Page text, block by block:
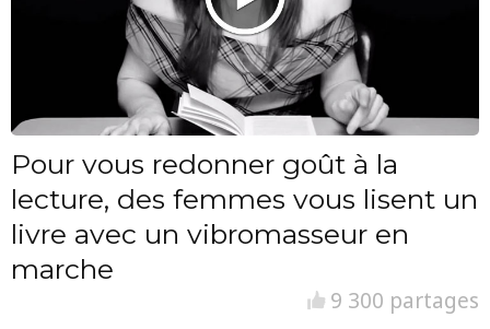
Pour vous redonner goût à la
lecture, des femmes vous lisent un
livre avec un vibromasseur en
marche
9 300 partages